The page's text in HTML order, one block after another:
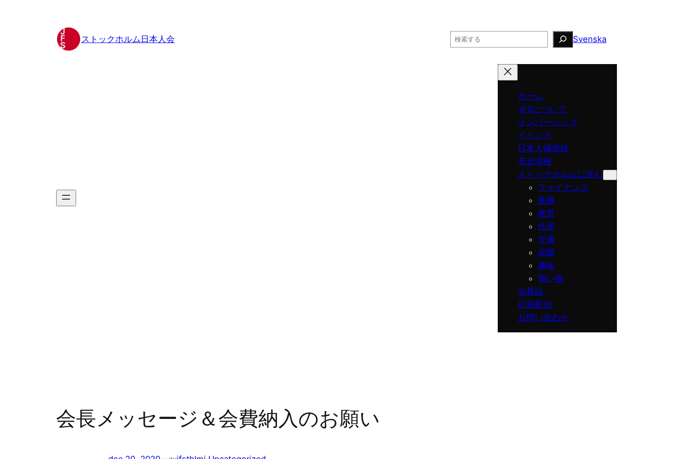
ストックホルム日本人会 Search Svenska
ホーム
JFSについて
メンバーシップ
イベント
日本人補習校
安全情報
ストックホルムに住む
ファイナンス
医療
教育
住居
交通
就職
趣味
買い物
会報誌
広告配信
お問い合わせ
会長メッセージ＆会費納入のお願い